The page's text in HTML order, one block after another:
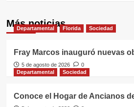
Más noticias
Departamental Florida Sociedad
Fray Marcos inauguró nuevas
5 de agosto de 2026
0
Departamental
Sociedad
Conoce el Hogar de Ancianos